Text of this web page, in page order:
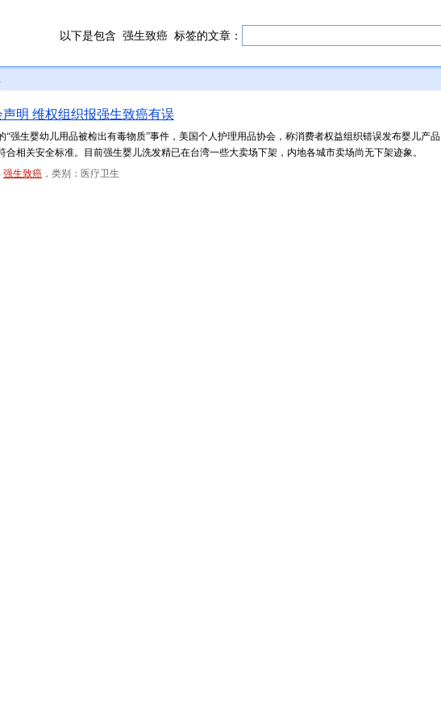
以下是包含 强生致癌 标签的文章：
明 维权组织报强生致癌有误
生婴幼儿用品被检出有毒物质”事件，美国个人护理用品协会，称消费者权益组织错误发布婴儿产品
合相关安全标准。目前强生婴儿洗发精已在台湾一些大卖场下架，内地各城市卖场尚无下架迹象。
强生致癌 ，类别：医疗卫生